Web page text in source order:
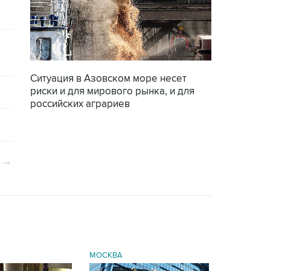
→
Ситуация в Азовском море несет
риски и для мирового рынка, и для
российских аграриев
МОСКВА